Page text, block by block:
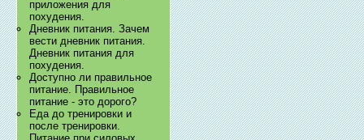
приложения для
похудения.
Дневник питания. Зачем
вести дневник питания.
Дневник питания для
похудения.
Доступно ли правильное
питание. Правильное
питание - это дорого?
Еда до тренировки и
после тренировки.